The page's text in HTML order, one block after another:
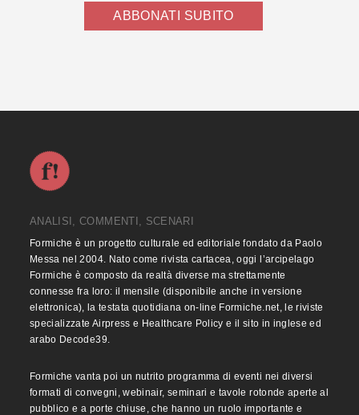
ABBONATI SUBITO
ANALISI, COMMENTI, SCENARI
Formiche è un progetto culturale ed editoriale fondato da Paolo
Messa nel 2004. Nato come rivista cartacea, oggi l’arcipelago
Formiche è composto da realtà diverse ma strettamente
connesse fra loro: il mensile (disponibile anche in versione
elettronica), la testata quotidiana on-line Formiche.net, le riviste
specializzate Airpress e Healthcare Policy e il sito in inglese ed
arabo Decode39.
Formiche vanta poi un nutrito programma di eventi nei diversi
formati di convegni, webinair, seminari e tavole rotonde aperte al
pubblico e a porte chiuse, che hanno un ruolo importante e